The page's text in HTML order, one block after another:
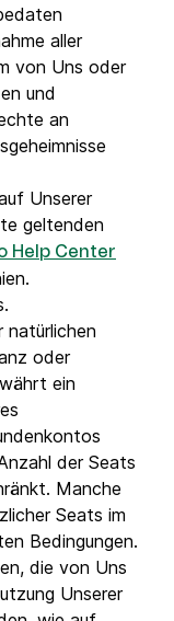
aller
von Uns oder
und
an
Unserer
geltenden
Help Center
natürlichen
oder
ein
der Seats
Manche
Seats im
Bedingungen.
die von Uns
Unserer